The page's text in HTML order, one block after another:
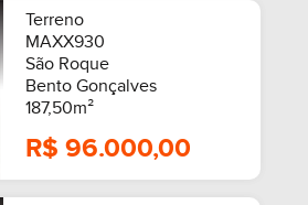
Terreno
MAXX930
São Roque
Bento Gonçalves
187,50m²
R$ 96.000,00